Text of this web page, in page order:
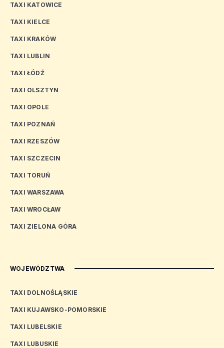
TAXI KATOWICE
TAXI KIELCE
TAXI KRAKÓW
TAXI LUBLIN
TAXI ŁÓDŹ
TAXI OLSZTYN
TAXI OPOLE
TAXI POZNAŃ
TAXI RZESZÓW
TAXI SZCZECIN
TAXI TORUŃ
TAXI WARSZAWA
TAXI WROCŁAW
TAXI ZIELONA GÓRA
WOJEWÓDZTWA
TAXI DOLNOŚLĄSKIE
TAXI KUJAWSKO-POMORSKIE
TAXI LUBELSKIE
TAXI LUBUSKIE